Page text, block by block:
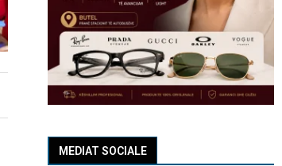
MEDIAT SOCIALE